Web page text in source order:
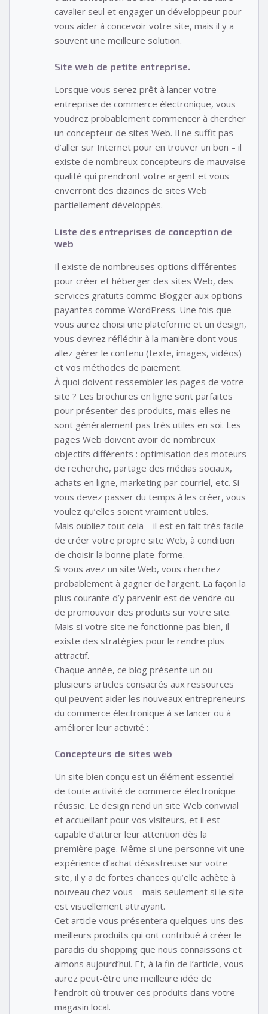
cavalier seul et engager un développeur pour
vous aider à concevoir votre site, mais il y a
souvent une meilleure solution.
Site web de petite entreprise.
Lorsque vous serez prêt à lancer votre
entreprise de commerce électronique, vous
voudrez probablement commencer à chercher
un concepteur de sites Web. Il ne suffit pas
d’aller sur Internet pour en trouver un bon – il
existe de nombreux concepteurs de mauvaise
qualité qui prendront votre argent et vous
enverront des dizaines de sites Web
partiellement développés.
Liste des entreprises de conception de
web
Il existe de nombreuses options différentes
pour créer et héberger des sites Web, des
services gratuits comme Blogger aux options
payantes comme WordPress. Une fois que
vous aurez choisi une plateforme et un design,
vous devrez réfléchir à la manière dont vous
allez gérer le contenu (texte, images, vidéos)
et vos méthodes de paiement.
À quoi doivent ressembler les pages de votre
site ? Les brochures en ligne sont parfaites
pour présenter des produits, mais elles ne
sont généralement pas très utiles en soi. Les
pages Web doivent avoir de nombreux
objectifs différents : optimisation des moteurs
de recherche, partage des médias sociaux,
achats en ligne, marketing par courriel, etc. Si
vous devez passer du temps à les créer, vous
voulez qu’elles soient vraiment utiles.
Mais oubliez tout cela – il est en fait très facile
de créer votre propre site Web, à condition
de choisir la bonne plate-forme.
Si vous avez un site Web, vous cherchez
probablement à gagner de l’argent. La façon la
plus courante d’y parvenir est de vendre ou
de promouvoir des produits sur votre site.
Mais si votre site ne fonctionne pas bien, il
existe des stratégies pour le rendre plus
attractif.
Chaque année, ce blog présente un ou
plusieurs articles consacrés aux ressources
qui peuvent aider les nouveaux entrepreneurs
du commerce électronique à se lancer ou à
améliorer leur activité :
Concepteurs de sites web
Un site bien conçu est un élément essentiel
de toute activité de commerce électronique
réussie. Le design rend un site Web convivial
et accueillant pour vos visiteurs, et il est
capable d’attirer leur attention dès la
première page. Même si une personne vit une
expérience d’achat désastreuse sur votre
site, il y a de fortes chances qu’elle achète à
nouveau chez vous – mais seulement si le site
est visuellement attrayant.
Cet article vous présentera quelques-uns des
meilleurs produits qui ont contribué à créer le
paradis du shopping que nous connaissons et
aimons aujourd’hui. Et, à la fin de l’article, vous
aurez peut-être une meilleure idée de
l’endroit où trouver ces produits dans votre
magasin local.